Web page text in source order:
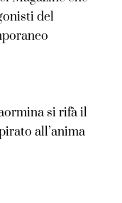
del
si rifà il
all’anima